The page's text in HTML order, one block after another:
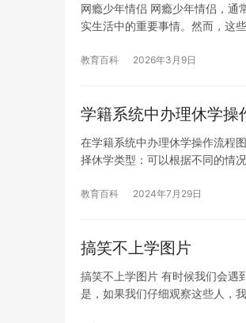
网瘾少年情侣 网瘾少年情侣，通
实生活中的重要事情。然而，这
教育百科 2026年3月9日
学籍系统中办理休学操
在学籍系统中办理休学操作流程
择休学类型：可以根据不同的情
教育百科 2024年7月29日
搞笑不上学图片
搞笑不上学图片 有时候我们会遇
是，如果我们仔细观察这些人，